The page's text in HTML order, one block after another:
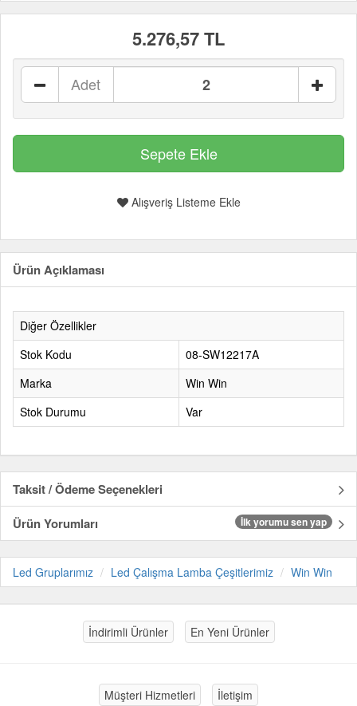
5.276,57 TL
Adet
Alışveriş Listeme Ekle
Ürün Açıklaması
Diğer Özellikler
Stok Kodu
08-SW12217A
Marka
Win Win
Stok Durumu
Var
Taksit / Ödeme Seçenekleri
Ürün Yorumları
İlk yorumu sen yap
Led Gruplarımız Led Çalışma Lamba Çeşitlerimiz Win Win
İndirimli Ürünler En Yeni Ürünler
Müşteri Hizmetleri İletişim